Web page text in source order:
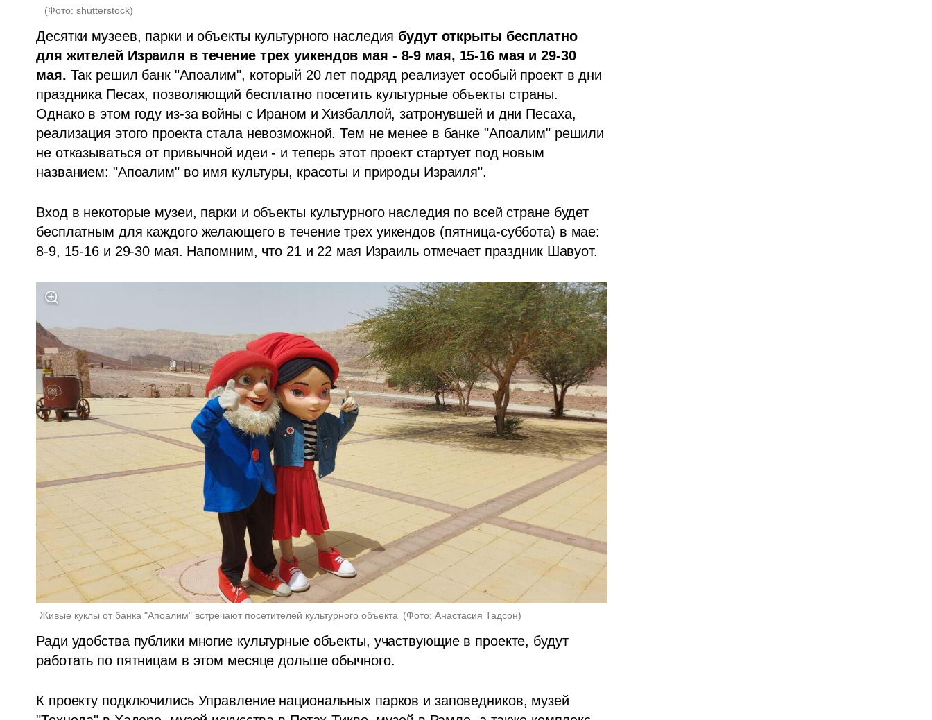
(Фото: shutterstock)
Десятки музеев, парки и объекты культурного наследия будут открыты бесплатно
для жителей Израиля в течение трех уикендов мая - 8-9 мая, 15-16 мая и 29-30
мая. Так решил банк "Апоалим", который 20 лет подряд реализует особый проект в дни
праздника Песах, позволяющий бесплатно посетить культурные объекты страны.
Однако в этом году из-за войны с Ираном и Хизбаллой, затронувшей и дни Песаха,
реализация этого проекта стала невозможной. Тем не менее в банке "Апоалим" решили
не отказываться от привычной идеи - и теперь этот проект стартует под новым
названием: "Апоалим" во имя культуры, красоты и природы Израиля".
Вход в некоторые музеи, парки и объекты культурного наследия по всей стране будет
бесплатным для каждого желающего в течение трех уикендов (пятница-суббота) в мае:
8-9, 15-16 и 29-30 мая. Напомним, что 21 и 22 мая Израиль отмечает праздник Шавуот.
Живые куклы от банка "Апоалим" встречают посетителей культурного объекта (Фото: Анастасия Тадсон)
Ради удобства публики многие культурные объекты, участвующие в проекте, будут
работать по пятницам в этом месяце дольше обычного.
К проекту подключились Управление национальных парков и заповедников, музей